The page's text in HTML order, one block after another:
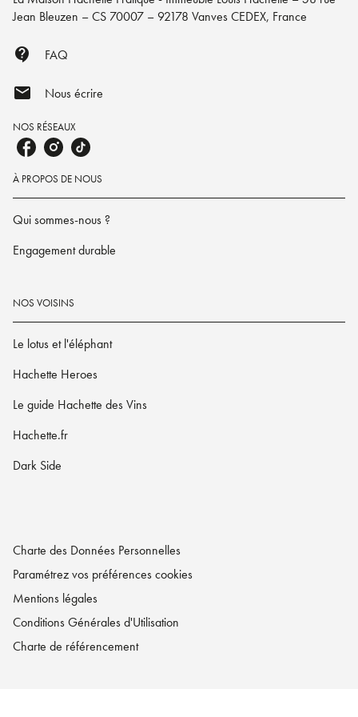
Jean Bleuzen – CS 70007 – 92178 Vanves CEDEX, France
contact_support FAQ
mail Nous écrire
NOS RÉSEAUX
À PROPOS DE NOUS
Qui sommes-nous ?
Engagement durable
NOS VOISINS
Le lotus et l'éléphant
Hachette Heroes
Le guide Hachette des Vins
Hachette.fr
Dark Side
Charte des Données Personnelles
Paramétrez vos préférences cookies
Mentions légales
Conditions Générales d'Utilisation
Charte de référencement